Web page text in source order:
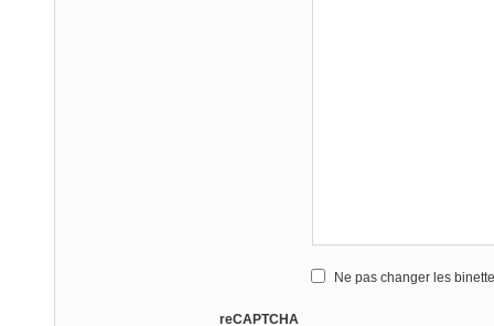
Ne pas changer les
reCAPTCHA